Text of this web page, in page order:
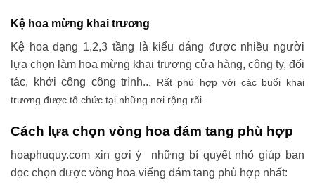
Kệ hoa mừng khai trương
Kệ hoa dạng 1,2,3 tầng là kiểu dáng được nhiều người
lựa chọn làm hoa mừng khai trương cửa hàng, công ty, đối
tác, khởi công công trình.. . Rất phù hợp với các buổi khai
trương được tổ chức tại những nơi rộng rãi .
Cách lựa chọn vòng hoa đám tang phù hợp
hoaphuquy.com xin gợi ý những bí quyết nhỏ giúp bạn
đọc chọn được vòng hoa viếng đám tang phù hợp nhất: